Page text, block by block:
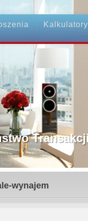
Kalkulatory
wynajem